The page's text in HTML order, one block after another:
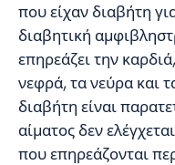
που είχαν διαβήτη
διαβητική
επηρεάζει την
νεφρά, τα νεύρα και
διαβήτη είναι
αίματος δεν
που επηρεάζονται